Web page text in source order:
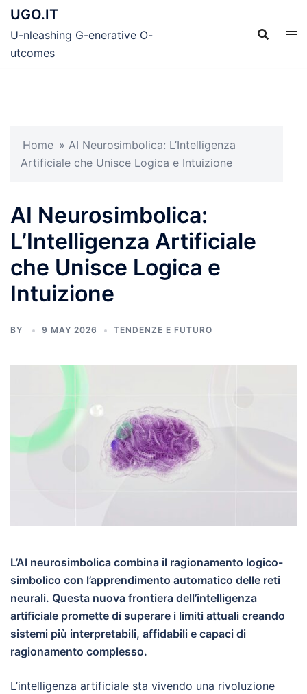
Skip
content
UGO.IT
U-nleashing G-enerative O-
utcomes
Home » AI Neurosimbolica: L’Intelligenza
Artificiale che Unisce Logica e Intuizione
AI Neurosimbolica:
L’Intelligenza Artificiale
che Unisce Logica e
Intuizione
BY 9 MAY 2026 TENDENZE E FUTURO
L’AI neurosimbolica combina il ragionamento logico-
simbolico con l’apprendimento automatico delle reti
neurali. Questa nuova frontiera dell’intelligenza
artificiale promette di superare i limiti attuali creando
sistemi più interpretabili, affidabili e capaci di
ragionamento complesso.
L’intelligenza artificiale sta vivendo una rivoluzione